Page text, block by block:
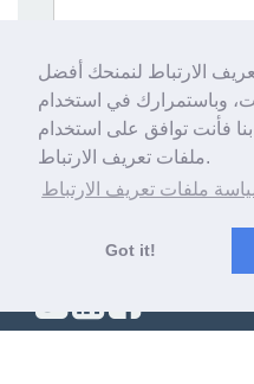
الارتباط لنمنحك أفضل
وباستمرارك في استخدام
فأنت توافق على استخدام
ملفات تعريف الارتباط.
ملفات تعريف الارتباط
Got it!
© Export Worldwide